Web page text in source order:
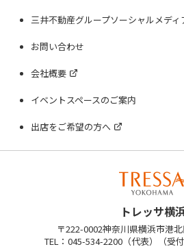
三井不動産グループソーシャルメディ
お問い合わせ
会社概要
イベントスペースのご案内
出店をご希望の方へ
トレッサ横
〒222-0002神奈川県横浜市港
TEL：045-534-2200（代表）（受